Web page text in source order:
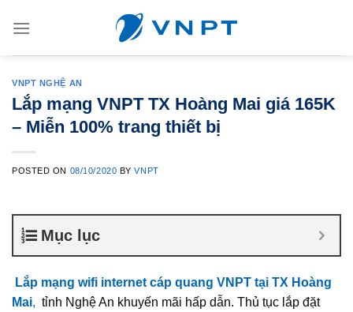
VNPT NGHỆ AN
Lắp mạng VNPT TX Hoàng Mai giá 165K
– Miễn 100% trang thiết bị
POSTED ON 08/10/2020 BYVNPT
Mục lục
Lắp mạng wifi internet cáp quang VNPT tại TX Hoàng
Mai, tỉnh Nghệ An khuyến mãi hấp dẫn. Thủ tục lắp đặt